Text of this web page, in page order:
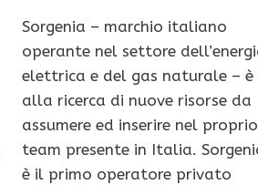
Sorgenia – marchio italiano
operante nel settore
elettrica e del gas naturale – è
alla ricerca di nuove risorse da
assumere ed inserire nel proprio
team presente in Italia.
è il primo operatore privato